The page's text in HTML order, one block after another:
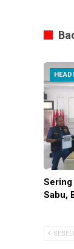
Sering
Sabu,